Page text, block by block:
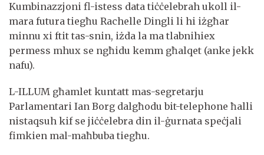
Kumbinazzjoni fl-istess data tiċċelebrah ukoll il-
mara futura tiegħu Rachelle Dingli li hi iżgħar
minnu xi ftit tas-snin, iżda la ma tlabnihiex
permess mhux se ngħidu kemm għalqet (anke jekk
nafu).
L-ILLUM għamlet kuntatt mas-segretarju
Parlamentari Ian Borg dalgħodu bit-telephone ħalli
nistaqsuh kif se jiċċelebra din il-ġurnata speċjali
fimkien mal-maħbuba tiegħu.